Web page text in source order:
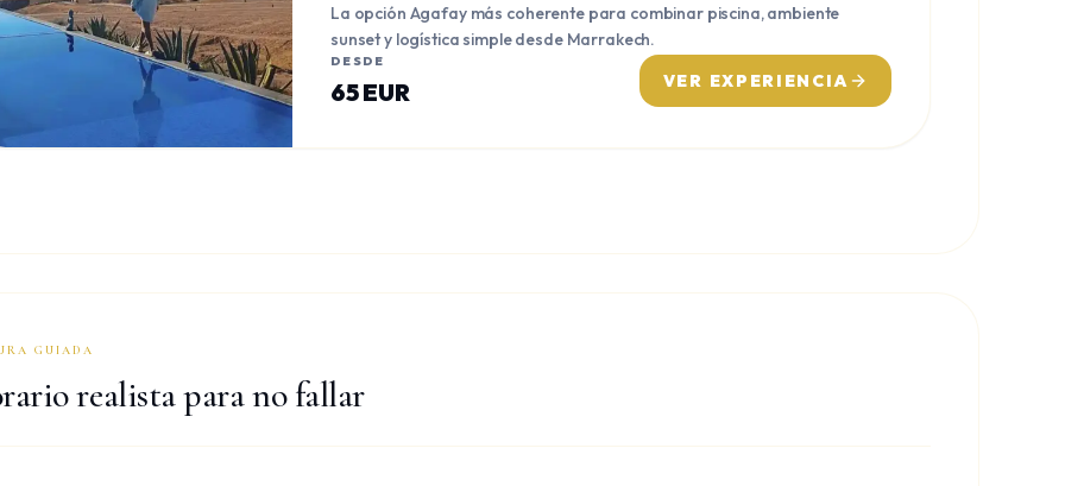
La opción Agafay más coherente para combinar piscina, ambiente
sunset y logística simple desde Marrakech.
DESDE
65 EUR VER EXPERIENCIA
GUIADA
realista para no fallar